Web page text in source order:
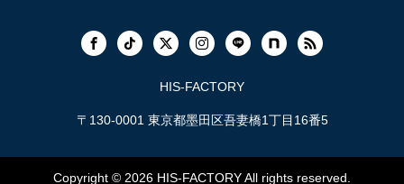
HIS-FACTORY
〒130-0001 東京都墨田区吾妻橋1丁目16番5
Copyright © 2026 HIS-FACTORYAll rights reserved.